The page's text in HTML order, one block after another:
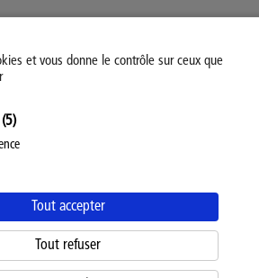
et vous donne le contrôle sur ceux que
(5)
Tout accepter
Tout refuser